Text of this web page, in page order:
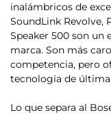
inalámbricos de
SoundLink Revolve,
Speaker 500 son un
marca. Son más
competencia, pero
tecnología de
Lo que separa al